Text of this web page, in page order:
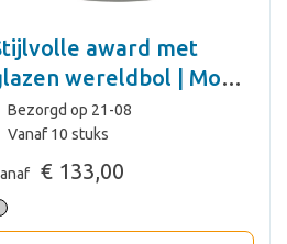
award met
wereldbol | Moon
Bezorgd op 21-08
Vanaf 10 stuks
€ 133,00